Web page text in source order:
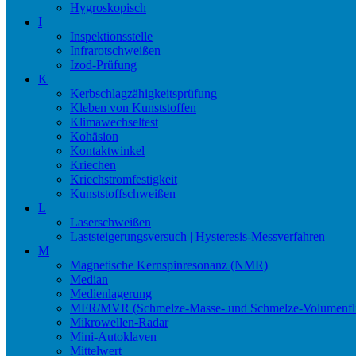
Hygroskopisch
I
Inspektionsstelle
Infrarotschweißen
Izod-Prüfung
K
Kerbschlagzähigkeitsprüfung
Kleben von Kunststoffen
Klimawechseltest
Kohäsion
Kontaktwinkel
Kriechen
Kriechstromfestigkeit
Kunststoffschweißen
L
Laserschweißen
Laststeigerungsversuch | Hysteresis-Messverfahren
M
Magnetische Kernspinresonanz (NMR)
Median
Medienlagerung
MFR/MVR (Schmelze-Masse- und Schmelze-
Mikrowellen-Radar
Mini-Autoklaven
Mittelwert